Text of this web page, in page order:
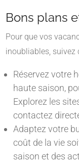
Bons plans
Pour que vos
inoubliables, suivez
Réservez votre
haute saison,
Explorez les
contactez
Adaptez votre
coût de la vie
saison et des